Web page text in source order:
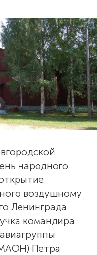
народного
воздушному
Ленинграда.
командира
Петра